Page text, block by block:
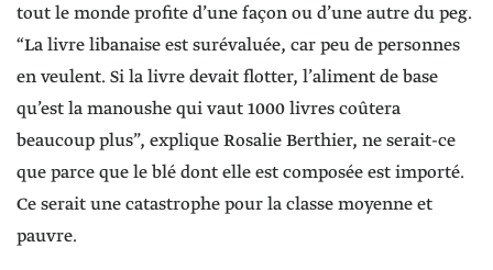
tout le monde profite d’une façon ou d’une autre du peg.
“La livre libanaise est surévaluée, car peu de personnes
en veulent. Si la livre devait flotter, l’aliment de base
qu’est la manoushe qui vaut 1000 livres coûtera
beaucoup plus”, explique Rosalie Berthier, ne serait-ce
que parce que le blé dont elle est composée est importé.
Ce serait une catastrophe pour la classe moyenne et
pauvre.